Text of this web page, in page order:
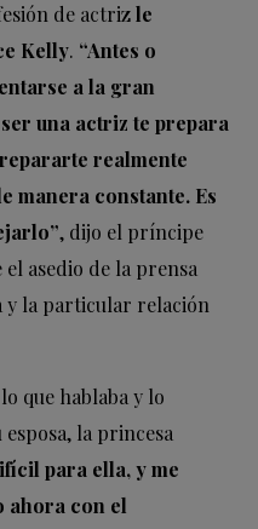
de actrizle
Kelly. “Antes o
a la gran
una actriz te prepara
realmente
manera constante. Es
, dijo el príncipe
el asedio de la prensa
y la particular relación
que hablaba y lo
la princesa
para ella, y me
ahora con el